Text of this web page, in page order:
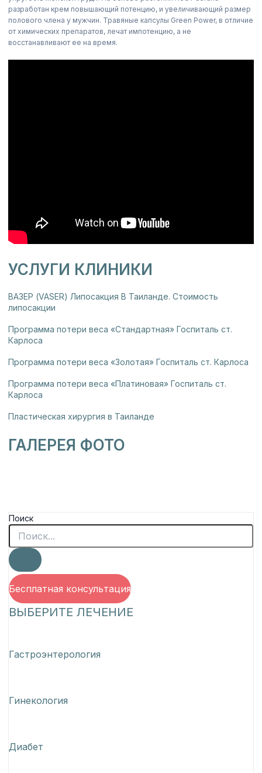
разработан крем повышающий потенцию, и увеличивающий размер
полового члена у мужчин. Травяные капсулы Green Power, в отличие
от химических препаратов, лечат импотенцию, а не
восстанавливают ее на время.
УСЛУГИ КЛИНИКИ
ВАЗЕР (VASER) Липосакция В Таиланде. Стоимость
липосакции
Программа потери веса «Стандартная» Госпиталь ст.
Карлоса
Программа потери веса «Золотая» Госпиталь ст. Карлоса
Программа потери веса «Платиновая» Госпиталь ст.
Карлоса
Пластическая хирургия в Таиланде
ГАЛЕРЕЯ ФОТО
Поиск
Бесплатная консультация
ВЫБЕРИТЕ ЛЕЧЕНИЕ
Гастроэнтерология
Гинекология
Диабет